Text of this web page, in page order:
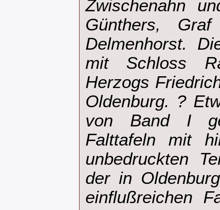
Zwischenahn
Günthers,
Delmenhorst.
mit Schloss
Herzogs
Oldenburg. ?
von Band I
Falttafeln mit
unbedruckten
der in
einflußreichen